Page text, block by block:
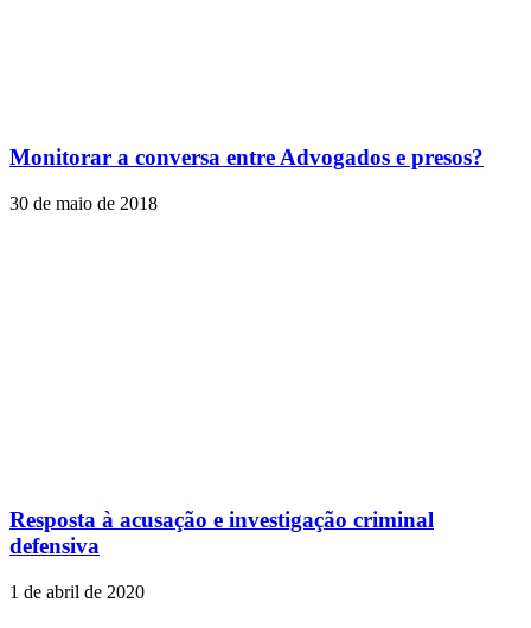
Monitorar a conversa entre Advogados e presos?
30 de maio de 2018
Resposta à acusação e investigação criminal
defensiva
1 de abril de 2020